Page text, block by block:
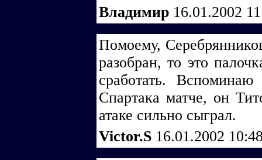
Владимир 16.01.2002
Помоему,
разобран, то это
сработать.
Спартака матче, он
атаке сильно сыграл.
Victor.S 16.01.2002